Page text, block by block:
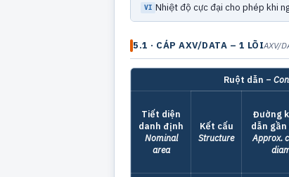
Nhiệt độ cực đại cho phép khi
5.1 · CÁP AXV/DATA – 1 LÕIAXV/
Ruột dẫn –
Tiết diện
danh định
Nominal
area
Kết cấu
Structure
Đường
dẫn
Approx.